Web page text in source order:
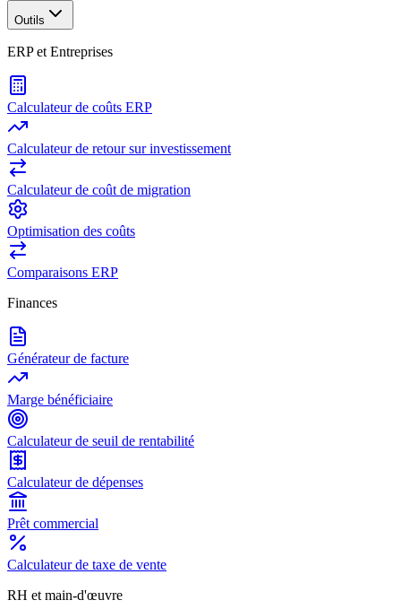
Outils
ERP et Entreprises
Calculateur de coûts ERP
Calculateur de retour sur investissement
Calculateur de coût de migration
Optimisation des coûts
Comparaisons ERP
Finances
Générateur de facture
Marge bénéficiaire
Calculateur de seuil de rentabilité
Calculateur de dépenses
Prêt commercial
Calculateur de taxe de vente
RH et main-d'œuvre